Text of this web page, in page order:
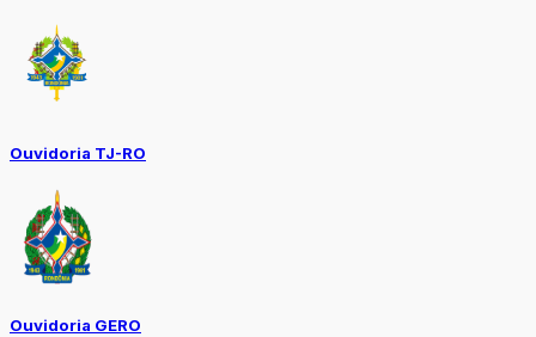
Ouvidoria TJ-RO
Ouvidoria GERO